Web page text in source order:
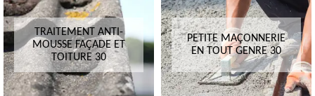
TRAITEMENT ANTI-
MOUSSE FAÇADE ET
TOITURE 30
PETITE MAÇONNERIE
EN TOUT GENRE 30